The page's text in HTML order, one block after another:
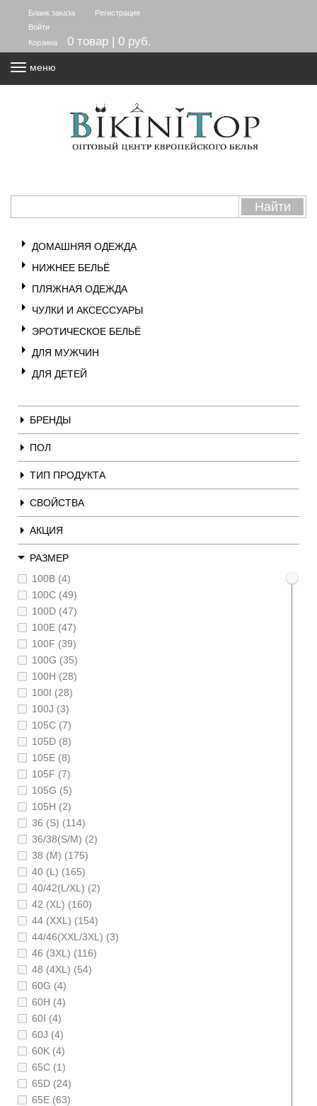
Бланк заказа
Регистрация
Войти
Корзина
0 товар | 0 руб.
меню
ДОМАШНЯЯ ОДЕЖДА
НИЖНЕЕ БЕЛЬЁ
ПЛЯЖНАЯ ОДЕЖДА
ЧУЛКИ И АКСЕССУАРЫ
ЭРОТИЧЕСКОЕ БЕЛЬЁ
ДЛЯ МУЖЧИН
ДЛЯ ДЕТЕЙ
БРЕНДЫ
ПОЛ
ТИП ПРОДУКТА
СВОЙСТВА
АКЦИЯ
РАЗМЕР
100B (4)
100C (49)
100D (47)
100E (47)
100F (39)
100G (35)
100H (28)
100I (28)
100J (3)
105C (7)
105D (8)
105E (8)
105F (7)
105G (5)
105H (2)
36 (S) (114)
36/38(S/M) (2)
38 (M) (175)
40 (L) (165)
40/42(L/XL) (2)
42 (XL) (160)
44 (XXL) (154)
44/46(XXL/3XL) (3)
46 (3XL) (116)
48 (4XL) (54)
60G (4)
60H (4)
60I (4)
60J (4)
60K (4)
65C (1)
65D (24)
65E (63)